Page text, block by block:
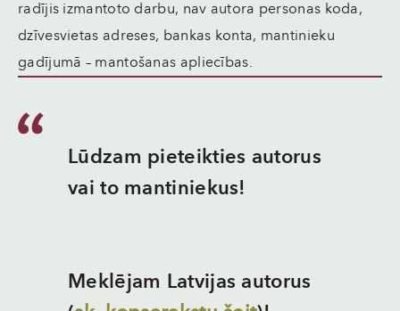
radījis izmantoto darbu, nav autora personas koda,
dzīvesvietas adreses, bankas konta, mantinieku
gadījumā – mantošanas apliecības.
Lūdzam pieteikties autorus
vai to mantiniekus!
Meklējam Latvijas autorus